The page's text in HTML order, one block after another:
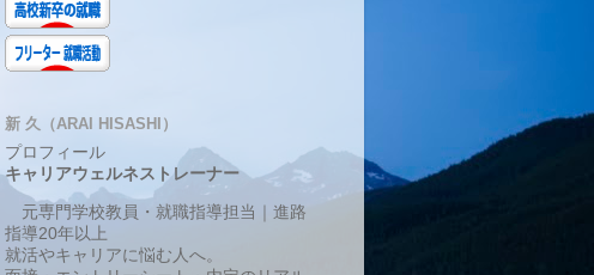
新 久（ARAI HISASHI）
プロフィール
キャリアウェルネストレーナー
元専門学校教員・就職指導担当｜進路
指導20年以上
就活やキャリアに悩む人へ。